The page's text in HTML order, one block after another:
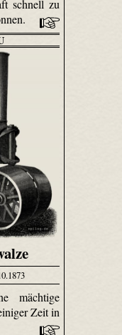
schnell zu
mächtige
Zeit in